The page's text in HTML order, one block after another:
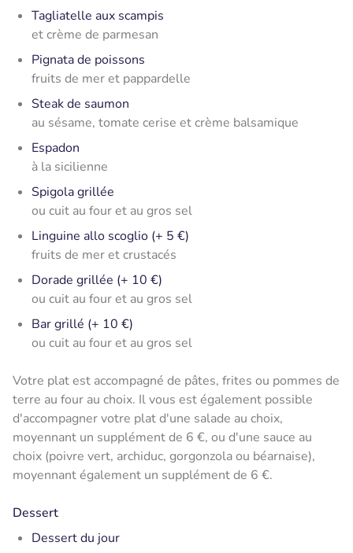
Tagliatelle aux scampis
et crème de parmesan
Pignata de poissons
fruits de mer et pappardelle
Steak de saumon
au sésame, tomate cerise et crème balsamique
Espadon
à la sicilienne
Spigola grillée
ou cuit au four et au gros sel
Linguine allo scoglio (+ 5 €)
fruits de mer et crustacés
Dorade grillée (+ 10 €)
ou cuit au four et au gros sel
Bar grillé (+ 10 €)
ou cuit au four et au gros sel
Votre plat est accompagné de pâtes, frites ou pommes de
terre au four au choix. Il vous est également possible
d'accompagner votre plat d'une salade au choix,
moyennant un supplément de 6 €, ou d'une sauce au
choix (poivre vert, archiduc, gorgonzola ou béarnaise),
moyennant également un supplément de 6 €.
Dessert
Dessert du jour